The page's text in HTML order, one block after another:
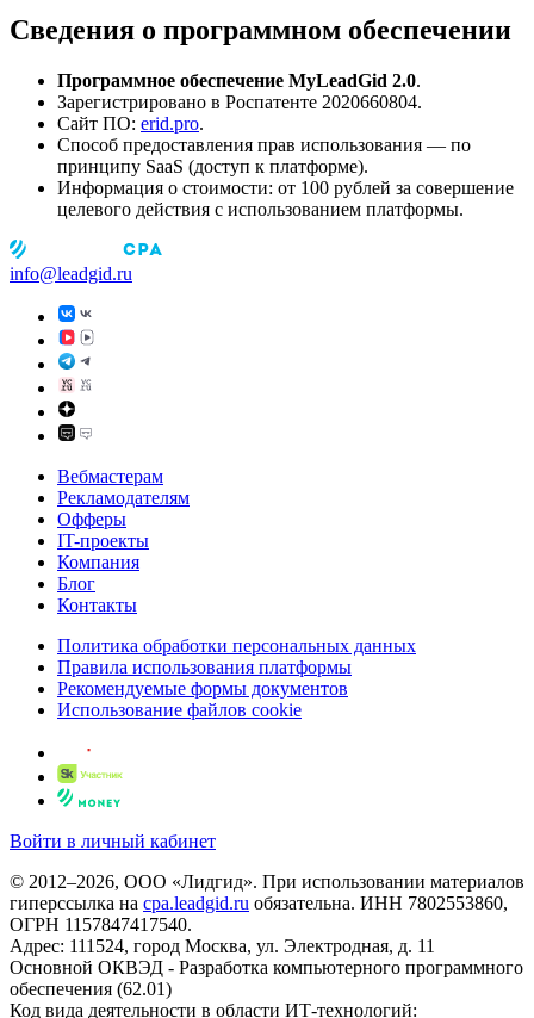
Сведения о программном обеспечении
Программное обеспечение MyLeadGid 2.0.
Зарегистрировано в Роспатенте 2020660804.
Сайт ПО: erid.pro.
Способ предоставления прав использования — по
принципу SaaS (доступ к платформе).
Информация о стоимости: от 100 рублей за совершение
целевого действия с использованием платформы.
info@leadgid.ru
Вебмастерам
Рекламодателям
Офферы
IT-проекты
Компания
Блог
Контакты
Политика обработки персональных данных
Правила использования платформы
Рекомендуемые формы документов
Использование файлов cookie
Войти в личный кабинет
© 2012–2026, ООО «Лидгид». При использовании материалов
гиперссылка на cpa.leadgid.ru обязательна. ИНН 7802553860,
ОГРН 1157847417540.
Адрес: 111524, город Москва, ул. Электродная, д. 11
Основной ОКВЭД - Разработка компьютерного программного
обеспечения (62.01)
Код вида деятельности в области ИТ-технологий: